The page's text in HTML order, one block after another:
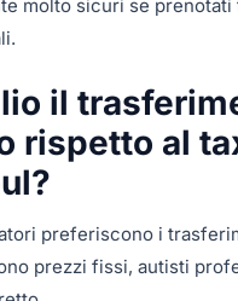
molto sicuri se prenotati
il
rispetto al
preferiscono i
prezzi fissi, autisti